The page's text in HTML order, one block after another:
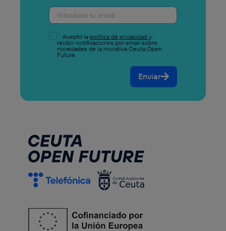
Acepto la política de privacidad y
recibir notificaciones por email sobre
novedades de la iniciativa Ceuta Open
Future.
Enviar